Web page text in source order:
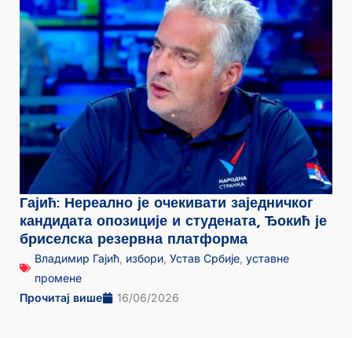
Гајић: Нереално је очекивати заједничког
кандидата опозиције и студената, Ђокић је
бриселска резервна платформа
Владимир Гајић избори Устав Србије уставне
промене
Прочитај више
16/06/2026